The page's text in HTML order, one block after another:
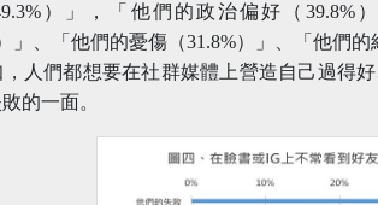
）」，「他們的政治偏好（39.8%
）」、「他們的憂傷（31.8%）」、「他們
人們都想要在社群媒體上營造自己過得
的一面。